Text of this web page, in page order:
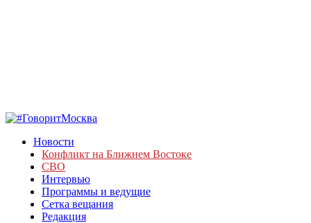
Новости
Конфликт на Ближнем Востоке
СВО
Интервью
Программы и ведущие
Сетка вещания
Редакция